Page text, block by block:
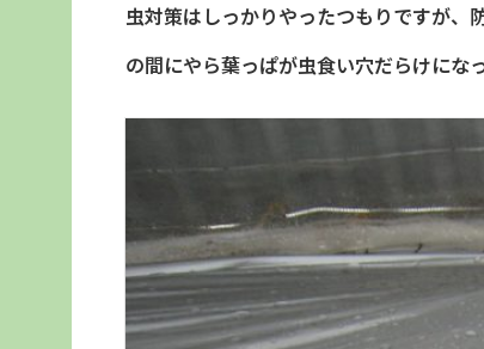
虫対策はしっかりやったつもりですが、
の間にやら葉っぱが虫食い穴だらけにな